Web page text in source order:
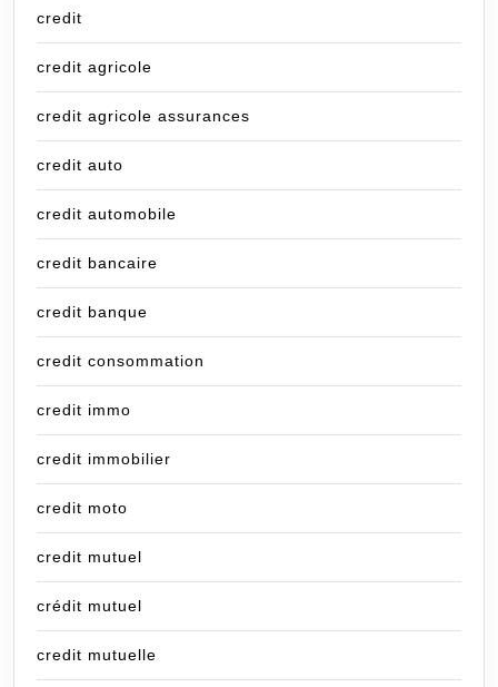
credit
credit agricole
credit agricole assurances
credit auto
credit automobile
credit bancaire
credit banque
credit consommation
credit immo
credit immobilier
credit moto
credit mutuel
crédit mutuel
credit mutuelle